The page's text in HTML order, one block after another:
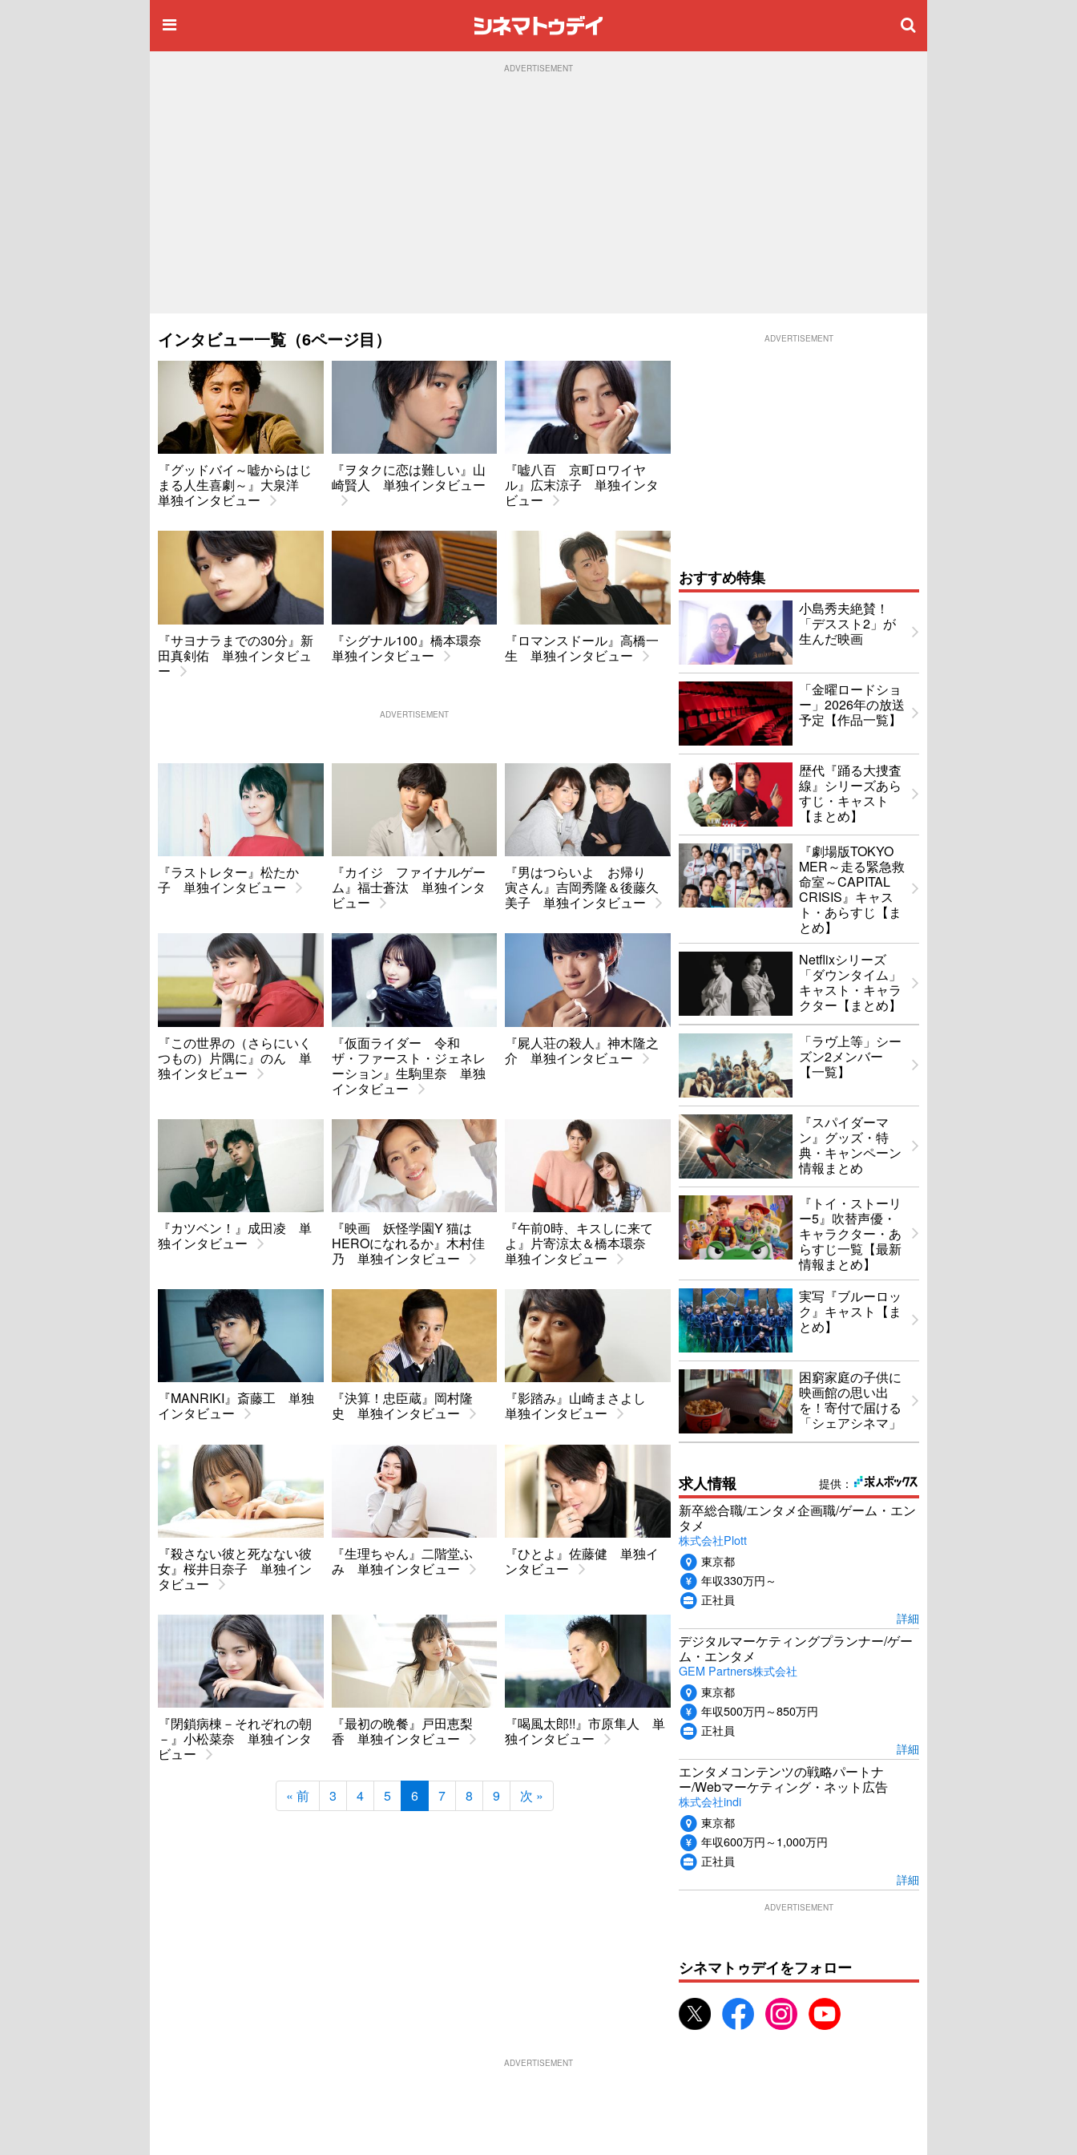
ADVERTISEMENT
インタビュー一覧（6ページ目）
『グッドバイ～嘘からはじ
まる人生喜劇～』大泉洋
単独インタビュー
『ヲタクに恋は難しい』山
崎賢人 単独インタビュー
『嘘八百 京町ロワイヤ
ル』広末涼子 単独インタ
ビュー
『サヨナラまでの30分』新
田真剣佑 単独インタビュ
ー
『シグナル100』橋本環奈
単独インタビュー
『ロマンスドール』高橋一
生 単独インタビュー
ADVERTISEMENT
『ラストレター』松たか
子 単独インタビュー
『カイジ ファイナルゲー
ム』福士蒼汰 単独インタ
ビュー
『男はつらいよ お帰り
寅さん』吉岡秀隆＆後藤久
美子 単独インタビュー
『この世界の（さらにいく
つもの）片隅に』のん 単
独インタビュー
『仮面ライダー 令和
ザ・ファースト・ジェネレ
ーション』生駒里奈 単独
インタビュー
『屍人荘の殺人』神木隆之
介 単独インタビュー
『カツベン！』成田凌 単
独インタビュー
『映画 妖怪学園Y 猫は
HEROになれるか』木村佳
乃 単独インタビュー
『午前0時、キスしに来て
よ』片寄涼太＆橋本環奈
単独インタビュー
『MANRIKI』斎藤工 単独
インタビュー
『決算！忠臣蔵』岡村隆
史 単独インタビュー
『影踏み』山崎まさよし
単独インタビュー
『殺さない彼と死なない彼
女』桜井日奈子 単独イン
タビュー
『生理ちゃん』二階堂ふ
み 単独インタビュー
『ひとよ』佐藤健 単独イ
ンタビュー
『閉鎖病棟－それぞれの朝
－』小松菜奈 単独インタ
ビュー
『最初の晩餐』戸田恵梨
香 単独インタビュー
『喝風太郎!!』市原隼人 単
独インタビュー
« 前 3 4 5 6 7 8 9 次 »
ADVERTISEMENT
おすすめ特集
小島秀夫絶賛！
「デススト2」が
生んだ映画
「金曜ロードショ
ー」2026年の放送
予定【作品一覧】
歴代『踊る大捜査
線』シリーズあら
すじ・キャスト
【まとめ】
『劇場版TOKYO
MER～走る緊急救
命室～CAPITAL
CRISIS』キャス
ト・あらすじ【ま
とめ】
Netflixシリーズ
「ダウンタイム」
キャスト・キャラ
クター【まとめ】
「ラヴ上等」シー
ズン2メンバー
【一覧】
『スパイダーマ
ン』グッズ・特
典・キャンペーン
情報まとめ
『トイ・ストーリ
ー5』吹替声優・
キャラクター・あ
らすじ一覧【最新
情報まとめ】
実写『ブルーロッ
ク』キャスト【ま
とめ】
困窮家庭の子供に
映画館の思い出
を！寄付で届ける
「シェアシネマ」
提供：
求人情報
新卒総合職/エンタメ企画職/ゲーム・エン
タメ
株式会社Plott
東京都
年収330万円～
正社員
詳細
デジタルマーケティングプランナー/ゲー
ム・エンタメ
GEM Partners株式会社
東京都
年収500万円～850万円
正社員
詳細
エンタメコンテンツの戦略パートナ
ー/Webマーケティング・ネット広告
株式会社indi
東京都
年収600万円～1,000万円
正社員
詳細
ADVERTISEMENT
シネマトゥデイをフォロー
ADVERTISEMENT